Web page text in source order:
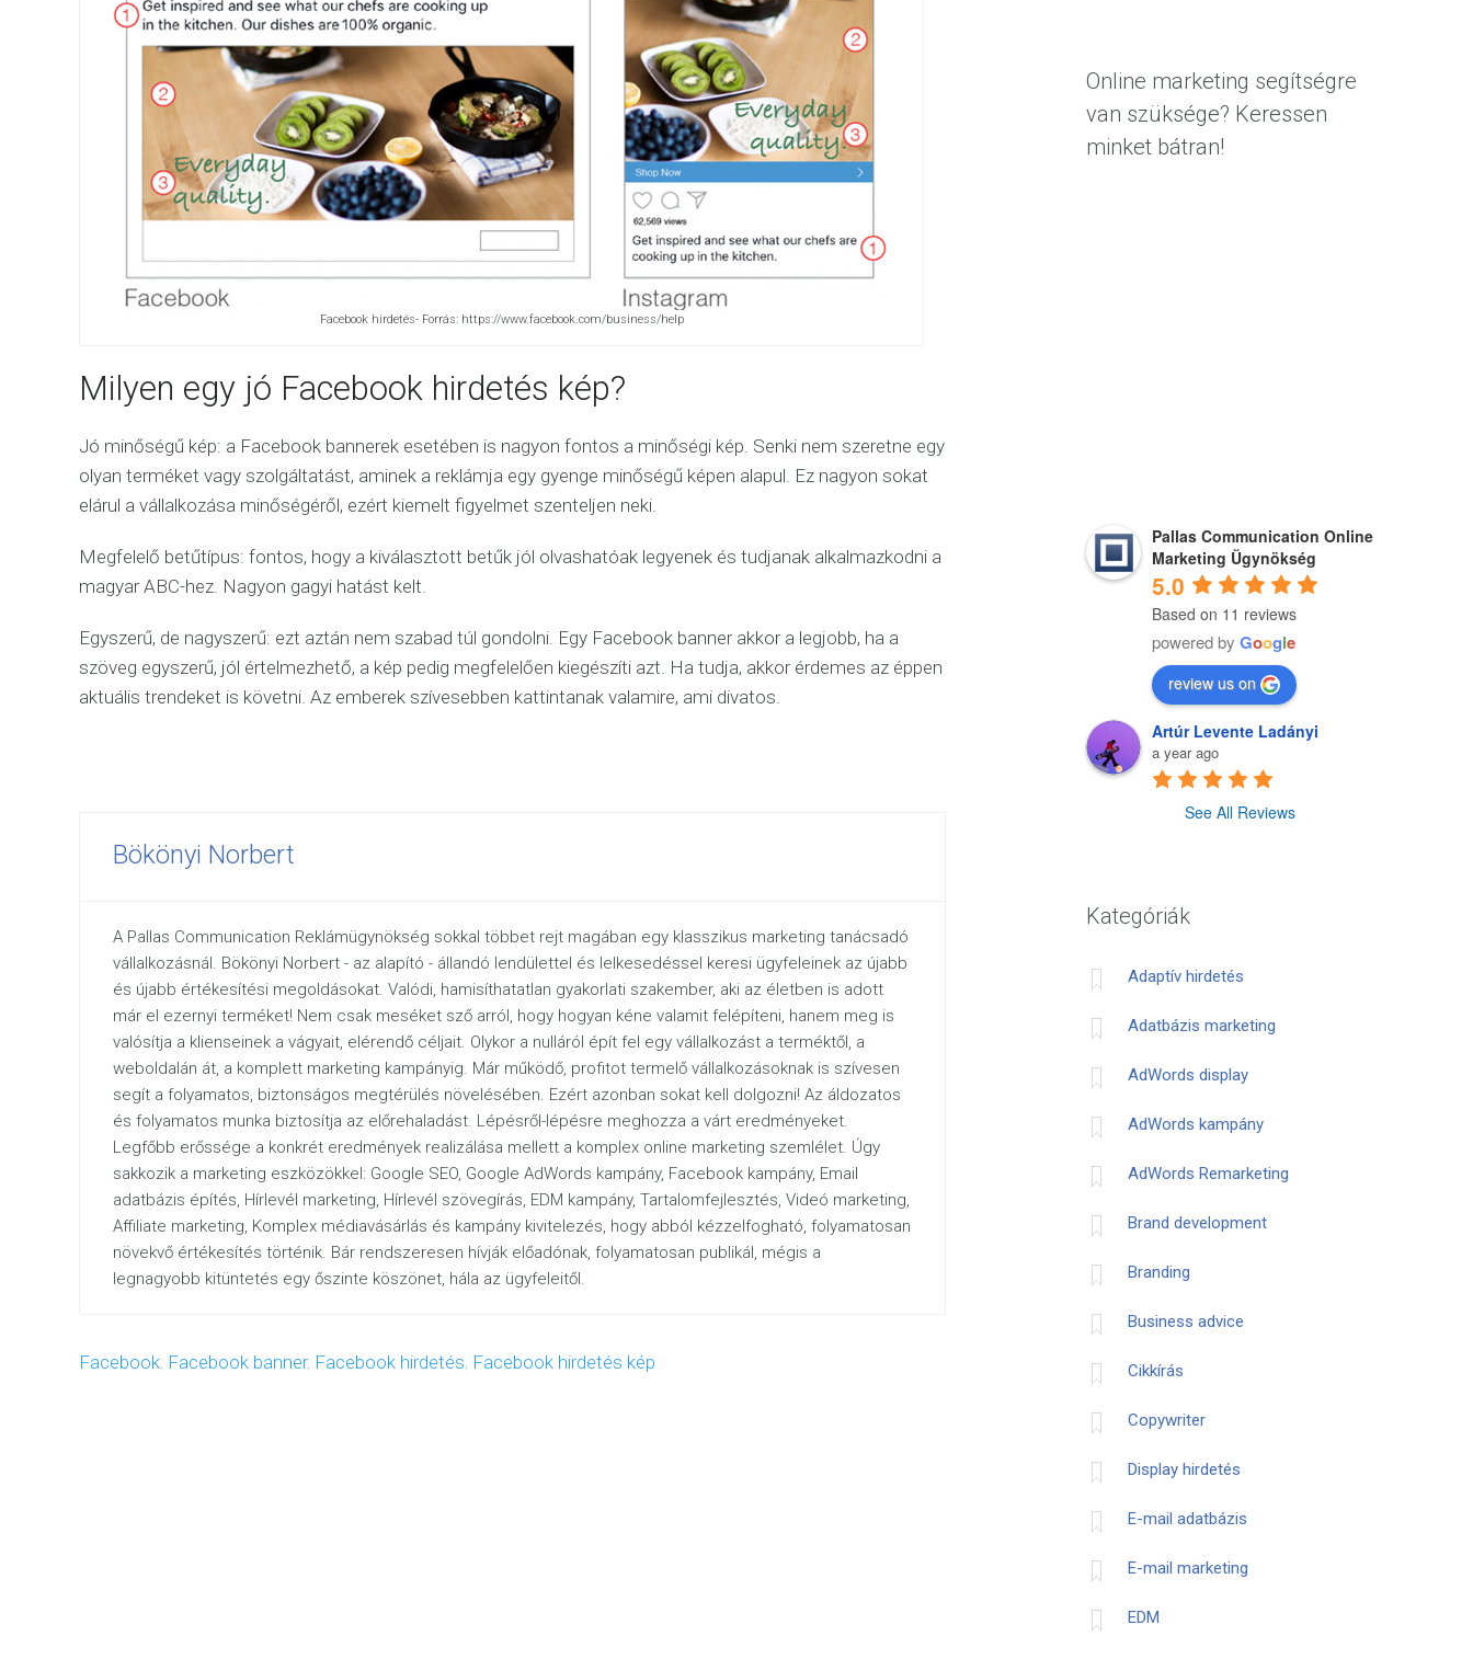
Facebook hirdetés- Forrás: https://www.facebook.com/business/help
Milyen egy jó Facebook hirdetés kép?
Jó minőségű kép: a Facebook bannerek esetében is nagyon fontos a minőségi kép. Senki nem szeretne egy
olyan terméket vagy szolgáltatást, aminek a reklámja egy gyenge minőségű képen alapul. Ez nagyon sokat
elárul a vállalkozása minőségéről, ezért kiemelt figyelmet szenteljen neki.
Megfelelő betűtípus: fontos, hogy a kiválasztott betűk jól olvashatóak legyenek és tudjanak alkalmazkodni a
magyar ABC-hez. Nagyon gagyi hatást kelt.
Egyszerű, de nagyszerű: ezt aztán nem szabad túl gondolni. Egy Facebook banner akkor a legjobb, ha a
szöveg egyszerű, jól értelmezhető, a kép pedig megfelelően kiegészíti azt. Ha tudja, akkor érdemes az éppen
aktuális trendeket is követni. Az emberek szívesebben kattintanak valamire, ami divatos.
Bökönyi Norbert
A Pallas Communication Reklámügynökség sokkal többet rejt magában egy klasszikus marketing tanácsadó
vállalkozásnál. Bökönyi Norbert - az alapító - állandó lendülettel és lelkesedéssel keresi ügyfeleinek az újabb
és újabb értékesítési megoldásokat. Valódi, hamisíthatatlan gyakorlati szakember, aki az életben is adott
már el ezernyi terméket! Nem csak meséket sző arról, hogy hogyan kéne valamit felépíteni, hanem meg is
valósítja a klienseinek a vágyait, elérendő céljait. Olykor a nulláról épít fel egy vállalkozást a terméktől, a
weboldalán át, a komplett marketing kampányig. Már működő, profitot termelő vállalkozásoknak is szívesen
segít a folyamatos, biztonságos megtérülés növelésében. Ezért azonban sokat kell dolgozni! Az áldozatos
és folyamatos munka biztosítja az előrehaladást. Lépésről-lépésre meghozza a várt eredményeket.
Legfőbb erőssége a konkrét eredmények realizálása mellett a komplex online marketing szemlélet. Úgy
sakkozik a marketing eszközökkel: Google SEO, Google AdWords kampány, Facebook kampány, Email
adatbázis építés, Hírlevél marketing, Hírlevél szövegírás, EDM kampány, Tartalomfejlesztés, Videó marketing,
Affiliate marketing, Komplex médiavásárlás és kampány kivitelezés, hogy abból kézzelfogható, folyamatosan
növekvő értékesítés történik. Bár rendszeresen hívják előadónak, folyamatosan publikál, mégis a
legnagyobb kitüntetés egy őszinte köszönet, hála az ügyfeleitől.
Facebook, Facebook banner, Facebook hirdetés, Facebook hirdetés kép
Online marketing segítségre
van szüksége? Keressen
minket bátran!
Pallas Communication Online
Marketing Ügynökség
5.0
Based on 11 reviews
powered byGoogle
review us on
Artúr Levente Ladányi
a year ago
See All Reviews
Kategóriák
Adaptív hirdetés
Adatbázis marketing
AdWords display
AdWords kampány
AdWords Remarketing
Brand development
Branding
Business advice
Cikkírás
Copywriter
Display hirdetés
E-mail adatbázis
E-mail marketing
EDM